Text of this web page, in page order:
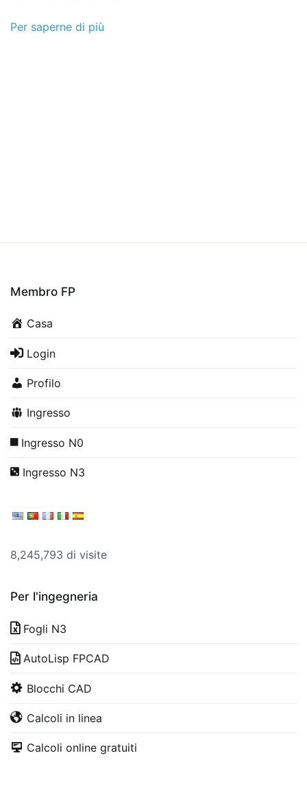
Per saperne di più
Membro FP
Casa
Login
Profilo
Ingresso
Ingresso N0
Ingresso N3
8,245,793 di visite
Per l'ingegneria
Fogli N3
AutoLisp FPCAD
Blocchi CAD
Calcoli in linea
Calcoli online gratuiti